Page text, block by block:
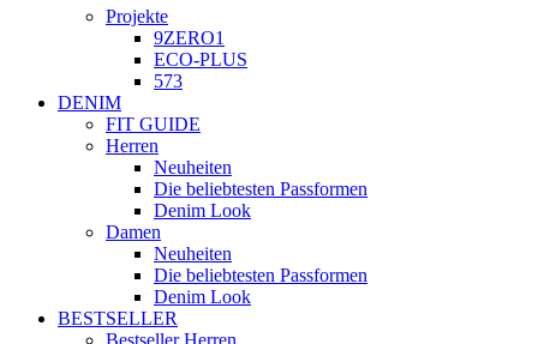
Projekte
9ZERO1
ECO-PLUS
573
DENIM
FIT GUIDE
Herren
Neuheiten
Die beliebtesten Passformen
Denim Look
Damen
Neuheiten
Die beliebtesten Passformen
Denim Look
BESTSELLER
Bestseller Herren